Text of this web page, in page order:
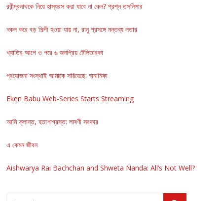
রবীন্দ্রনাথকে নিয়ে হাস্যরস করা যাবে না কেন? প্রশ্ন তসলিমার
নকল করে বড় শিল্পী হওয়া যায় না, রানু প্রসঙ্গে মন্তব্য লতার
খ্যাতির আগে ও পরে ৬ জনপ্রিয় টেলিতারকা
প্রযোজনা সংস্থাই আমাকে সরিয়েছে: অনামিকা
Eken Babu Web-Series Starts Streaming
আমি ক্লান্ত, হতাশাগ্রস্ত: লাবণী সরকার
এ কেমন জীবন
Aishwarya Rai Bachchan and Shweta Nanda: All’s Not Well?